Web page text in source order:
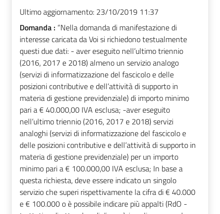
Ultimo aggiornamento: 23/10/2019 11:37
Domanda : “Nella domanda di manifestazione di
interesse caricata da Voi si richiedono testualmente
questi due dati: - aver eseguito nell’ultimo triennio
(2016, 2017 e 2018) almeno un servizio analogo
(servizi di informatizzazione del fascicolo e delle
posizioni contributive e dell’attività di supporto in
materia di gestione previdenziale) di importo minimo
pari a € 40.000,00 IVA esclusa; -aver eseguito
nell’ultimo triennio (2016, 2017 e 2018) servizi
analoghi (servizi di informatizzazione del fascicolo e
delle posizioni contributive e dell’attività di supporto in
materia di gestione previdenziale) per un importo
minimo pari a € 100.000,00 IVA esclusa; In base a
questa richiesta, deve essere indicato un singolo
servizio che superi rispettivamente la cifra di € 40.000
e € 100.000 o è possibile indicare più appalti (RdO -